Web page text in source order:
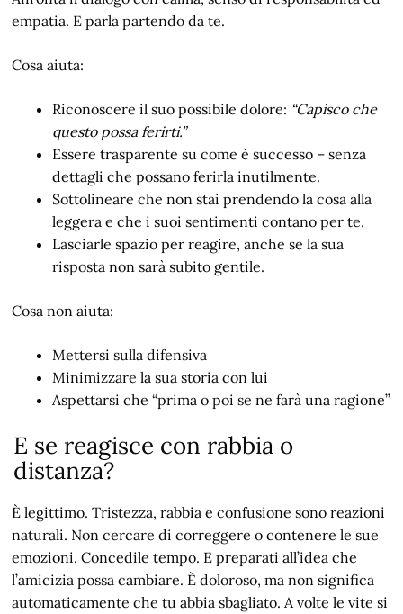
empatia. E parla partendo da te.
Cosa aiuta:
Riconoscere il suo possibile dolore: “Capisco che
questo possa ferirti.”
Essere trasparente su come è successo – senza
dettagli che possano ferirla inutilmente.
Sottolineare che non stai prendendo la cosa alla
leggera e che i suoi sentimenti contano per te.
Lasciarle spazio per reagire, anche se la sua
risposta non sarà subito gentile.
Cosa non aiuta:
Mettersi sulla difensiva
Minimizzare la sua storia con lui
Aspettarsi che “prima o poi se ne farà una ragione”
E se reagisce con rabbia o
distanza?
È legittimo. Tristezza, rabbia e confusione sono reazioni
naturali. Non cercare di correggere o contenere le sue
emozioni. Concedile tempo. E preparati all’idea che
l’amicizia possa cambiare. È doloroso, ma non significa
automaticamente che tu abbia sbagliato. A volte le vite si